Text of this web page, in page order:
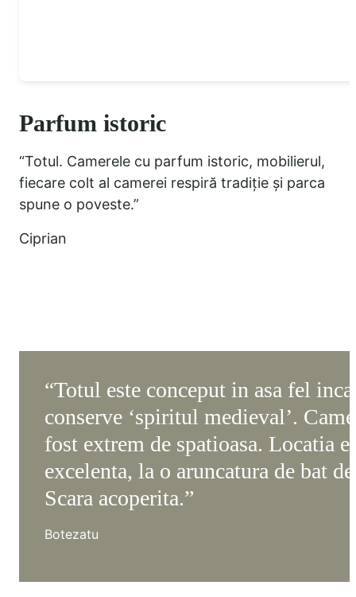
Parfum istoric
“Totul. Camerele cu parfum istoric, mobilierul,
fiecare colt al camerei respiră tradiție și parca
spune o poveste.”
Ciprian
“Totul este conceput in asa fel
conserve ‘spiritul medieval’.
fost extrem de spatioasa. Locatia
excelenta, la o aruncatura de bat de
Scara acoperita.”
Botezatu